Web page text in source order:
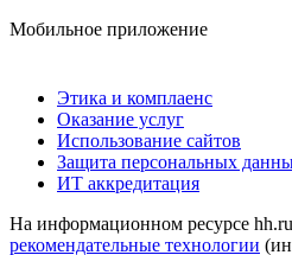
Мобильное приложение
Этика и комплаенс
Оказание услуг
Использование сайтов
Защита персональных
ИТ аккредитация
На информационном ресурсе hh.ru
рекомендательные технологии